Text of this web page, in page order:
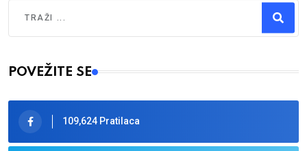
Type 2 or more characters for results.
POVEŽITE SE
109,624 Pratilaca